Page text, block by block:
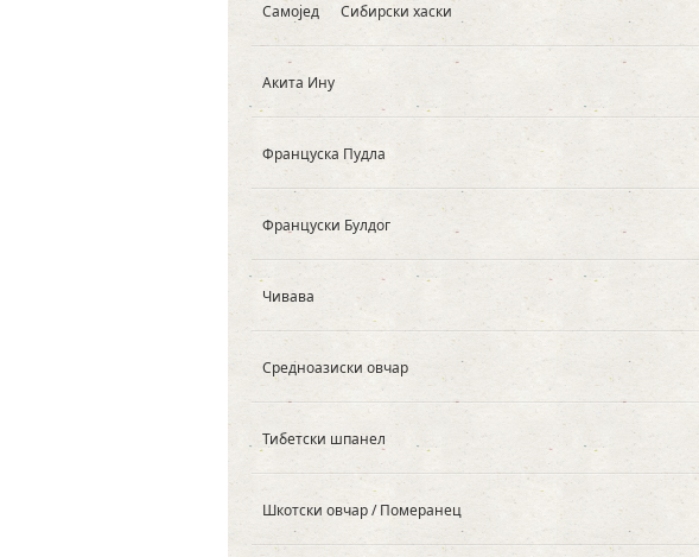
Самојед Сибирски хаски
Акита Ину
Француска Пудла
Француски Булдог
Чивава
Средноазиски овчар
Тибетски шпанел
Шкотски овчар / Померанец